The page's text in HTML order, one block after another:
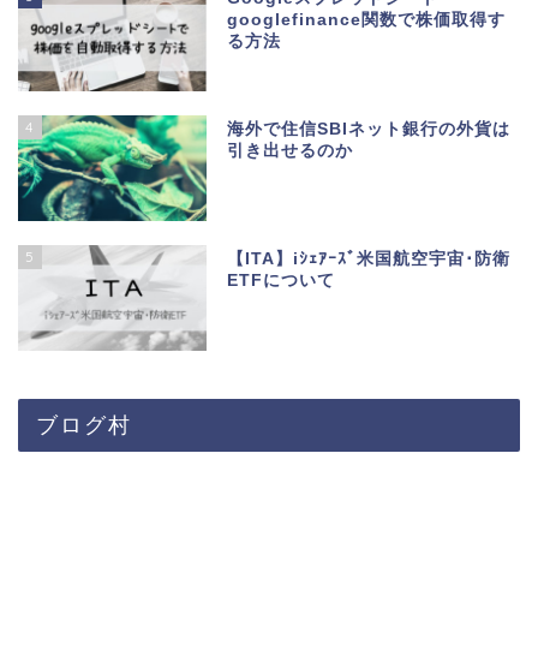
googlefinance関数で株価取得す
る方法
4
海外で住信SBIネット銀行の外貨は
引き出せるのか
5
【ITA】iｼｪｱｰｽﾞ米国航空宇宙･防衛
ETFについて
ブログ村